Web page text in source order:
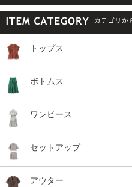
トップス
ボトムス
ワンピース
セットアップ
アウター